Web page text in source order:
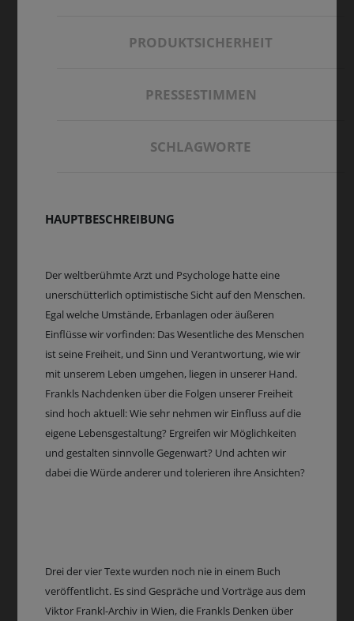
PRODUKTSICHERHEIT
PRESSESTIMMEN
SCHLAGWORTE
HAUPTBESCHREIBUNG
Der weltberühmte Arzt und Psychologe hatte eine
unerschütterlich optimistische Sicht auf den Menschen.
Egal welche Umstände, Erbanlagen oder äußeren
Einflüsse wir vorfinden: Das Wesentliche des Menschen
ist seine Freiheit, und Sinn und Verantwortung, wie wir
mit unserem Leben umgehen, liegen in unserer Hand.
Frankls Nachdenken über die Folgen unserer Freiheit
sind hoch aktuell: Wie sehr nehmen wir Einfluss auf die
eigene Lebensgestaltung? Ergreifen wir Möglichkeiten
und gestalten sinnvolle Gegenwart? Und achten wir
dabei die Würde anderer und tolerieren ihre Ansichten?
Drei der vier Texte wurden noch nie in einem Buch
veröffentlicht. Es sind Gespräche und Vorträge aus dem
Viktor Frankl-Archiv in Wien, die Frankls Denken über